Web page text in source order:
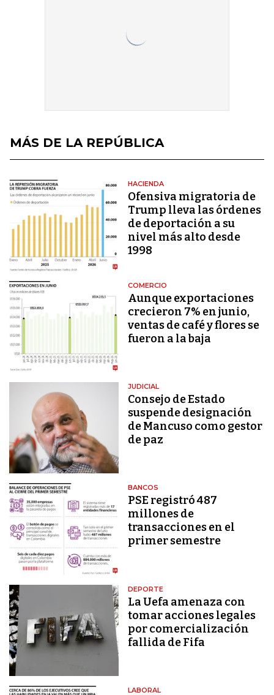
MÁS DE LA REPÚBLICA
HACIENDA
Ofensiva migratoria de
Trump lleva las órdenes
de deportación a su
nivel más alto desde
1998
COMERCIO
Aunque exportaciones
crecieron 7% en junio,
ventas de café y flores se
fueron a la baja
JUDICIAL
Consejo de Estado
suspende designación
de Mancuso como gestor
de paz
BANCOS
PSE registró 487
millones de
transacciones en el
primer semestre
DEPORTE
La Uefa amenaza con
tomar acciones legales
por comercialización
fallida de Fifa
LABORAL